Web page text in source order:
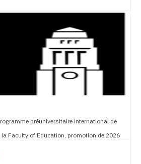
préuniversitaire international de
Faculty of Education, promotion de 2026